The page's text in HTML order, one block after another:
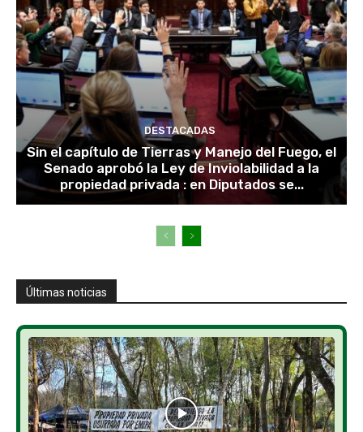
DESTACADAS
Sin el capítulo de Tierras y Manejo del Fuego, el
Senado aprobó la Ley de Inviolabilidad a la
propiedad privada : en Diputados se...
Últimas noticias